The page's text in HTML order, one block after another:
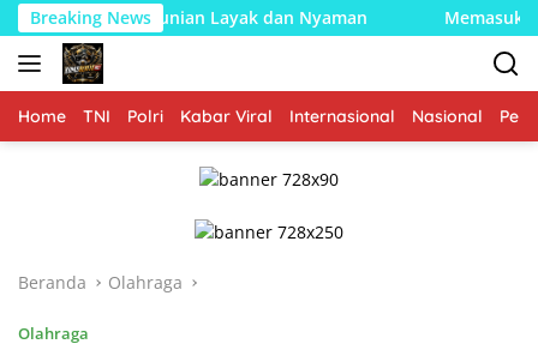
Langsung
ke
konten
Breaking News
Layak dan Nyaman Memasuki Fase Finishing:
Home TNI Polri Kabar Viral Internasional Nasional
Beranda Olahraga
Olahraga